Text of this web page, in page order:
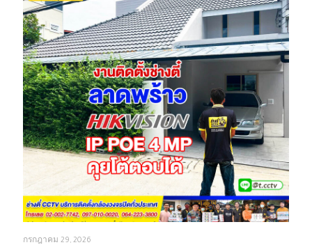
กรกฎาคม 29, 2026